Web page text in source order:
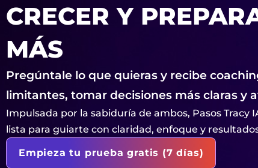
CRECER Y
MÁS
Pregúntale lo que quieras y recibe
limitantes, tomar decisiones más claras y
Impulsada por la sabiduría de ambos, Pasos Tracy
lista para guiarte con claridad, enfoque y
Empieza tu prueba gratis (7 días)